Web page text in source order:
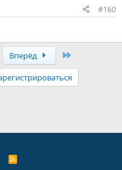
#160
Вперёд
R